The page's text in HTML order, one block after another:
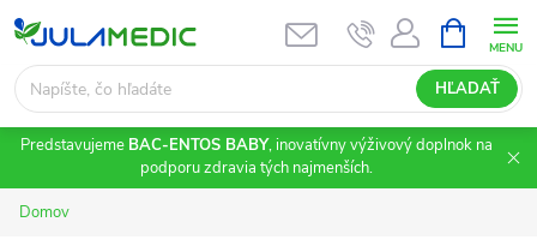
Prejsť
na
obsah
HĽADAŤ
KOŠÍK
Predstavujeme BAC-ENTOS BABY, inovatívny výživový doplnok na
podporu zdravia tých najmenších.
Domov